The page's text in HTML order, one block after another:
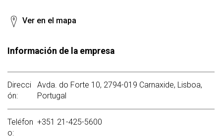
Ver en el mapa
Información de la empresa
Direcci
ón:
Avda. do Forte 10, 2794-019 Carnaxide, Lisboa,
Portugal
Teléfon
o:
+351 21-425-5600